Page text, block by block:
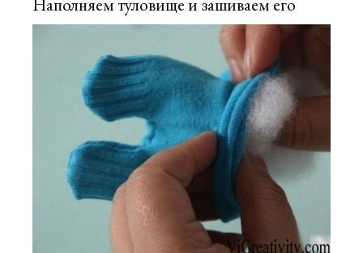
Наполняем туловище и зашиваем его